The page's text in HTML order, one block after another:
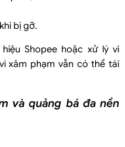
bị gỡ.
Shopee hoặc xử lý vi
xâm phạm vẫn có thể tái
và quảng bá đa nền